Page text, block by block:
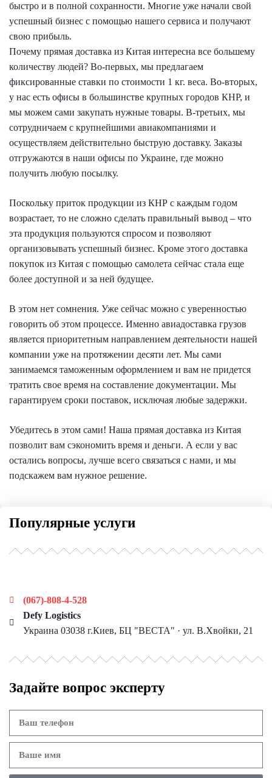
быстро и в полной сохранности. Многие уже начали свой
успешный бизнес с помощью нашего сервиса и получают
свою прибыль.
Почему прямая доставка из Китая интересна все большему
количеству людей? Во-первых, мы предлагаем
фиксированные ставки по стоимости 1 кг. веса. Во-вторых,
у нас есть офисы в большинстве крупных городов КНР, и
мы можем сами закупать нужные товары. В-третьих, мы
сотрудничаем с крупнейшими авиакомпаниями и
осуществляем действительно быструю доставку. Заказы
отгружаются в наши офисы по Украине, где можно
получить любую посылку.
Поскольку приток продукции из КНР с каждым годом
возрастает, то не сложно сделать правильный вывод – что
эта продукция пользуются спросом и позволяют
организовывать успешный бизнес. Кроме этого доставка
покупок из Китая с помощью самолета сейчас стала еще
более доступной и за ней будущее.
В этом нет сомнения. Уже сейчас можно с уверенностью
говорить об этом процессе. Именно авиадоставка грузов
является приоритетным направлением деятельности нашей
компании уже на протяжении десяти лет. Мы сами
занимаемся таможенным оформлением и вам не придется
тратить свое время на составление документации. Мы
гарантируем сроки поставок, исключая любые задержки.
Убедитесь в этом сами! Наша прямая доставка из Китая
позволит вам сэкономить время и деньги. А если у вас
остались вопросы, лучше всего связаться с нами, и мы
подскажем вам нужное решение.
Популярные услуги
(067)-808-4-528
Defy Logistics
Украина 03038 г.Киев, БЦ "ВЕСТА" · ул. В.Хвойки, 21
Задайте вопрос эксперту